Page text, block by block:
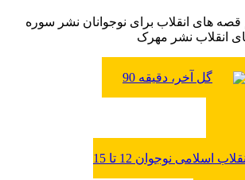
قصه های انقلاب برای نوجوانان نشر سوره
انقلاب نشر مهرک
گل آخر، دقیقه 90
انقلاب اسلامی نوجوان 12 تا 15